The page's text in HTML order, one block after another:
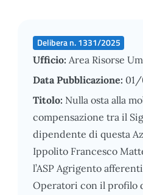
Delibera n. 1331/2025
Ufficio: Area Risorse
Data Pubblicazione:
Titolo: Nulla osta alla
compensazione tra il
dipendente di questa
Ippolito Francesco
l’ASP Agrigento
Operatori con il profilo